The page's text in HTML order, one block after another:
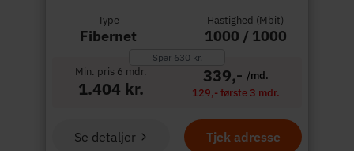
Type
Fibernet
Hastighed (Mbit)
1000 / 1000
Spar 630 kr.
Min. pris 6 mdr.
1.404 kr.
339,- /md.
129,- første 3 mdr.
Tjek adresse
Se detaljer